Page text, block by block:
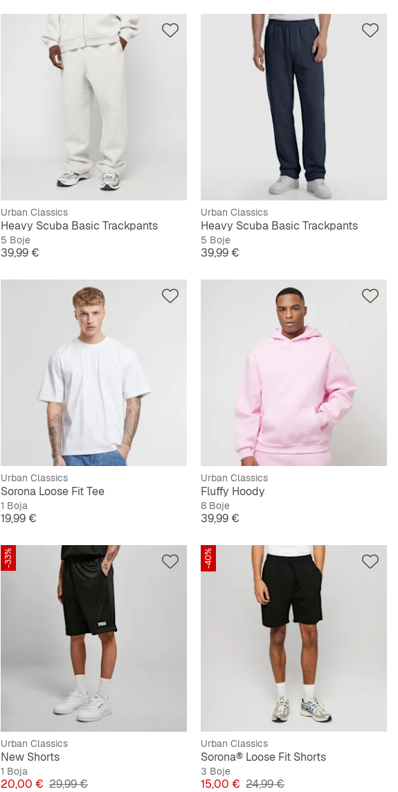
Urban Classics
Heavy Scuba Basic Trackpants
5 Boje
Cijena
39,99 €
Urban Classics
Heavy Scuba Basic Trackpants
5 Boje
Cijena
39,99 €
Urban Classics
Sorona Loose Fit Tee
1 Boja
Cijena
19,99 €
Urban Classics
Fluffy Hoody
8 Boje
Cijena
39,99 €
-33%
Urban Classics
New Shorts
1 Boja
Cijena
20,00 € Originalna cijena
29,99 €
-40%
Urban Classics
Sorona® Loose Fit Shorts
3 Boje
Cijena
15,00 € Originalna cijena
24,99 €